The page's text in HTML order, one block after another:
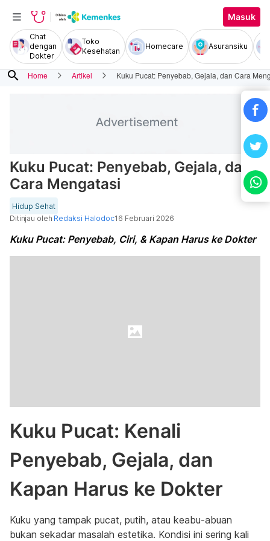
Masuk
Chat
dengan
Dokter
Toko
Kesehatan
Homecare Asuransiku
search Home Artikel Kuku Pucat: Penyebab, Gejala, dan Cara
Kuku Pucat: Penyebab, Gejala, dan
Cara Mengatasi
Hidup Sehat
Ditinjau oleh Redaksi Halodoc16 Februari 2026
Kuku Pucat: Penyebab, Ciri, & Kapan Harus ke Dokter
Kuku Pucat: Kenali
Penyebab, Gejala, dan
Kapan Harus ke Dokter
Kuku yang tampak pucat, putih, atau keabu-abuan
bukan sekadar masalah estetika. Kondisi ini sering kali